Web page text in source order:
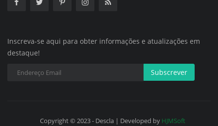
Inscreva-se aqui para obter informações e atualizações em
destaque!
Subscrever
Copyright © 2023 - Descla | Developed by HJMSoft